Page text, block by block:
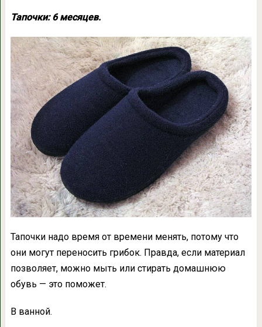
Тапочки: 6 месяцев.
Тапочки надо время от времени менять, потому что
они могут переносить грибок. Правда, если материал
позволяет, можно мыть или стирать домашнюю
обувь — это поможет.
В ванной.